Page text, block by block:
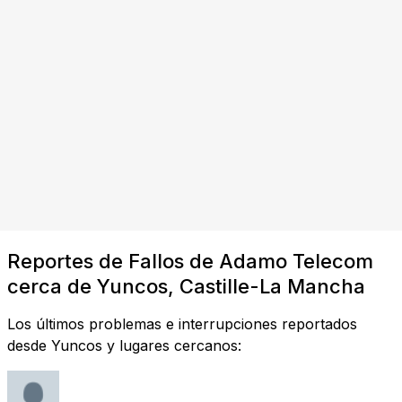
Reportes de Fallos de Adamo Telecom
cerca de Yuncos, Castille-La Mancha
Los últimos problemas e interrupciones reportados
desde Yuncos y lugares cercanos: